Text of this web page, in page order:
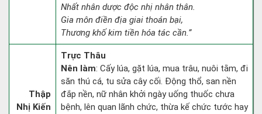
Nhất nhân dược độc nhị nhân thân.
Gia môn điền địa giai thoán bại,
Thương khố kim tiền hóa tác cần.”
Thập
Nhị Kiến
Trực Thâu
Nên làm: Cấy lúa, gặt lúa, mua trâu, nuôi tằm, đi
săn thú cá, tu sửa cây cối. Động thổ, san nền
đắp nền, nữ nhân khởi ngày uống thuốc chưa
bệnh, lên quan lãnh chức, thừa kế chức tước hay